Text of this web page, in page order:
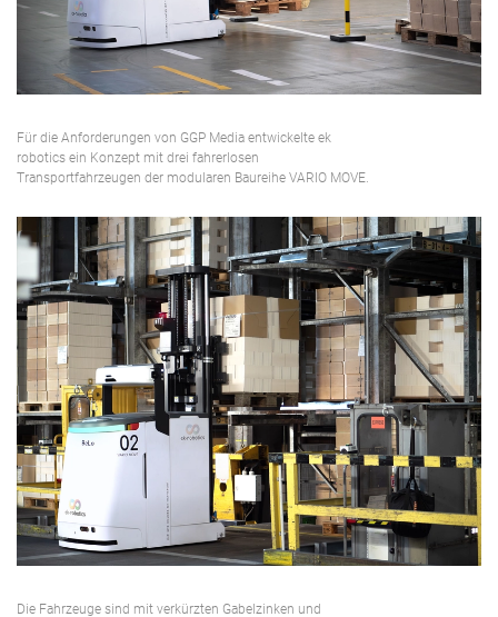
Für die Anforderungen von GGP Media entwickelte ek
robotics ein Konzept mit drei fahrerlosen
Transportfahrzeugen der modularen Baureihe VARIO MOVE.
Die Fahrzeuge sind mit verkürzten Gabelzinken und